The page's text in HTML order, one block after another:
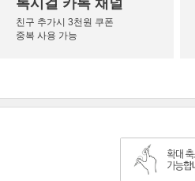
친구 추가시 3천원 쿠폰
중복 사용 가능